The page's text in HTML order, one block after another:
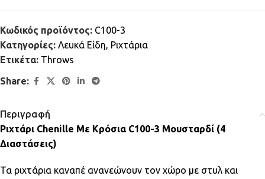
Κωδικός προϊόντος: C100-3
Κατηγορίες: Λευκά Είδη, Ριχτάρια
Ετικέτα: Throws
Share:
Περιγραφή
Ριχτάρι Chenille Με Κρόσια C100-3 Μουσταρδί (4
Διαστάσεις)
Τα ριχτάρια καναπέ ανανεώνουν τον χώρο με στυλ και